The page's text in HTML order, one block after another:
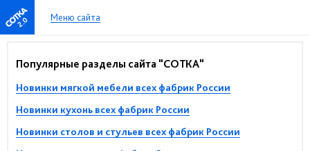
2.0 Меню сайта
Популярные разделы сайта "СОТКА"
Новинки мягкой мебели всех фабрик России
Новинки кухонь всех фабрик России
Новинки столов и стульев всех фабрик России